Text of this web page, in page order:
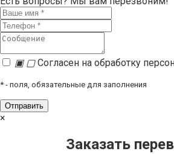
▣ ▢Согласен на обработку
* - поля, обязательные для заполнения
×
Заказать